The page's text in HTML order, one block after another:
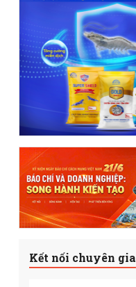
Kết nối chuyên gia